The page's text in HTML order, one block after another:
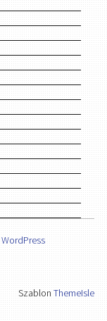
WordPress
SzablonThemeIsle